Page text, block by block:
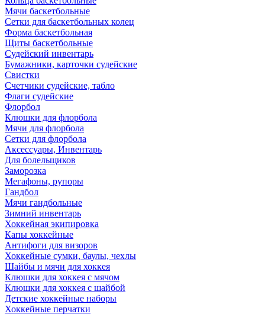
Мячи баскетбольные
Сетки для баскетбольных колец
Форма баскетбольная
Щиты баскетбольные
Судейский инвентарь
Бумажники, карточки судейские
Свистки
Счетчики судейские, табло
Флаги судейские
Флорбол
Клюшки для флорбола
Мячи для флорбола
Сетки для флорбола
Аксессуары, Инвентарь
Для болельщиков
Заморозка
Мегафоны, рупоры
Гандбол
Мячи гандбольные
Зимний инвентарь
Хоккейная экипировка
Капы хоккейные
Антифоги для визоров
Хоккейные сумки, баулы, чехлы
Шайбы и мячи для хоккея
Клюшки для хоккея с мячом
Клюшки для хоккея с шайбой
Детские хоккейные наборы
Хоккейные перчатки